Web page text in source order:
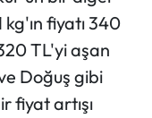
fiyatı 340
TL'yi aşan
Doğuş gibi
fiyat artışı